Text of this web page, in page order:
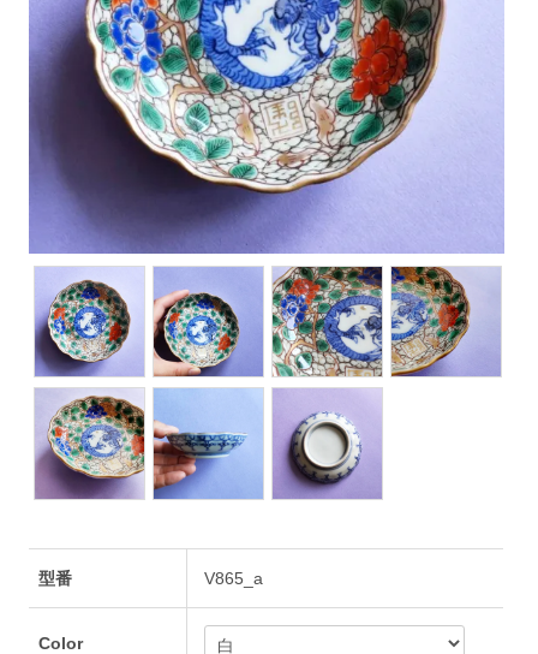
型番 V865_a
Color